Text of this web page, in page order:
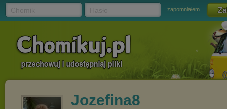
zapomniałem
Jozefina8